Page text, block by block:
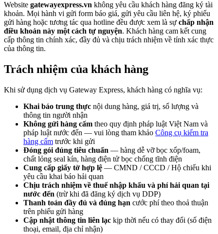
Website gatewayexpress.vn không yêu cầu khách hàng đăng ký tài
khoản. Mọi hành vi gửi form báo giá, gửi yêu cầu liên hệ, ký phiếu
gửi hàng hoặc tương tác qua hotline đều được xem là sự chấp nhận
điều khoản này một cách tự nguyện. Khách hàng cam kết cung
cấp thông tin chính xác, đầy đủ và chịu trách nhiệm về tính xác thực
của thông tin.
Trách nhiệm của khách hàng
Khi sử dụng dịch vụ Gateway Express, khách hàng có nghĩa vụ:
Khai báo trung thực nội dung hàng, giá trị, số lượng và
thông tin người nhận
Không gửi hàng cấm theo quy định pháp luật Việt Nam và
pháp luật nước đến — vui lòng tham khảo Công cụ kiểm tra
hàng cấm trước khi gửi
Đóng gói đúng tiêu chuẩn — hàng dễ vỡ bọc xốp/foam,
chất lỏng seal kín, hàng điện tử bọc chống tĩnh điện
Cung cấp giấy tờ hợp lệ — CMND / CCCD / Hộ chiếu khi
yêu cầu khai báo hải quan
Chịu trách nhiệm về thuế nhập khẩu và phí hải quan tại
nước đến (trừ khi đã đăng ký dịch vụ DDP)
Thanh toán đầy đủ và đúng hạn cước phí theo thoả thuận
trên phiếu gửi hàng
Cập nhật thông tin liên lạc kịp thời nếu có thay đổi (số điện
thoại, email, địa chỉ nhận)